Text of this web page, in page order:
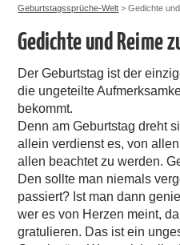
Geburtstagssprüche-Welt >Gedichte
Gedichte und Reime
Der Geburtstag ist der
die ungeteilte
bekommt.
Denn am Geburtstag dreht
allein verdienst es, von
allen beachtet zu werden.
Den sollte man niemals
passiert? Ist man dann
wer es von Herzen meint,
gratulieren. Das ist ein